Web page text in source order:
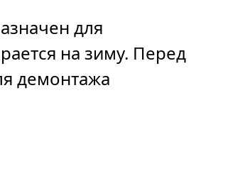
для
на зиму. Перед
демонтажа